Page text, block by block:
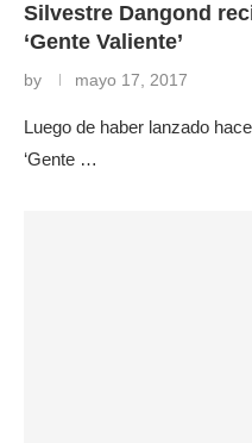
Silvestre Dangond
‘Gente Valiente’
by mayo 17, 2017
Luego de haber lanzado
‘Gente …